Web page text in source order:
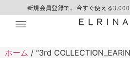
新規会員登録で、今すぐ使える
ホーム / “3rd